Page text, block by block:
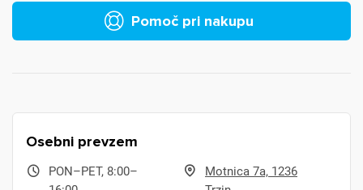
Pomoč pri nakupu
Osebni prevzem
PON–PET, 8:00–
Motnica 7a, 1236
Za dodajanje na seznam želja morate biti prijavljeni.